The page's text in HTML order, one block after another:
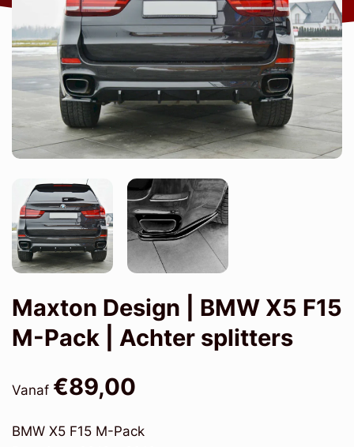
Maxton Design | BMW X5 F15
M-Pack | Achter splitters
Vanaf €89,00
BMW X5 F15 M-Pack